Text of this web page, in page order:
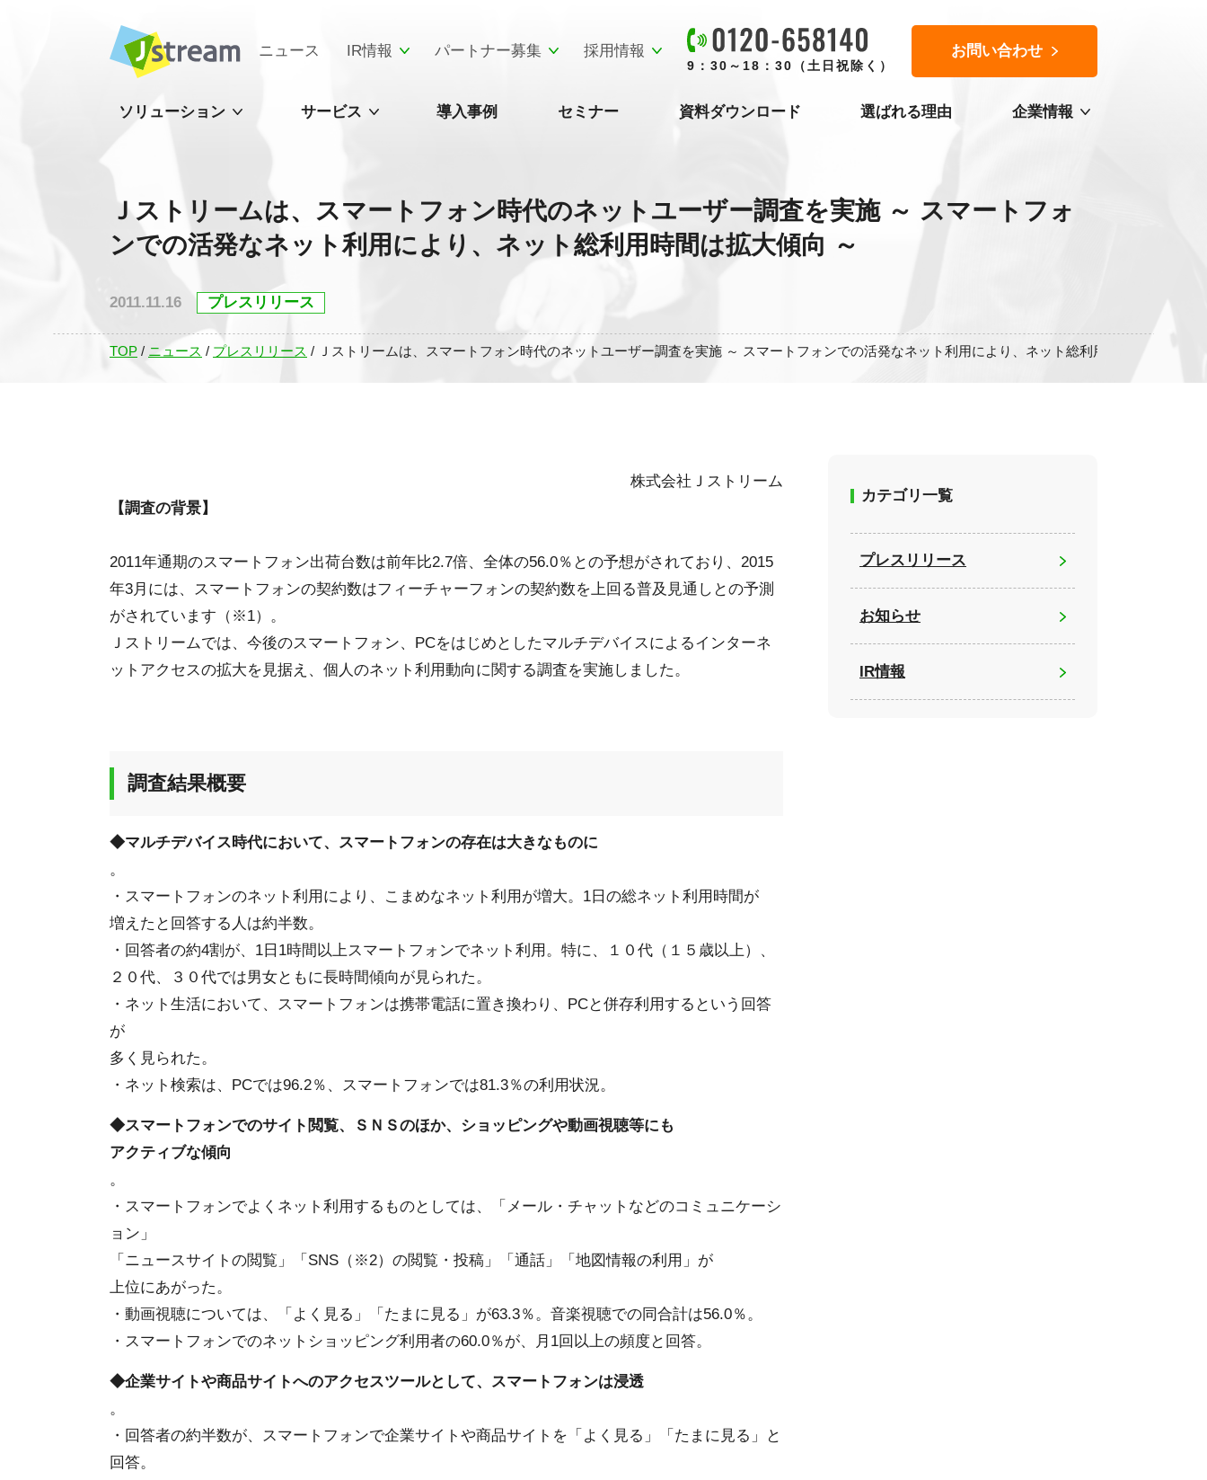
ニュース IR情報 パートナー募集 採用情報
9：30～18：30（土日祝除く）
お問い合わせ
ソリューション サービス 導入事例 セミナー 資料ダウンロード 選ばれる理由 企業情報
Ｊストリームは、スマートフォン時代のネットユーザー調査を実施 ～ スマートフォ
ンでの活発なネット利用により、ネット総利用時間は拡大傾向 ～
2011.11.16 プレスリリース
TOP / ニュース / プレスリリース / Ｊストリームは、スマートフォン時代のネットユーザー調査を実施 ～ スマートフォンでの活発なネット利用により、ネット総利用時間は拡大傾向
株式会社Ｊストリーム
【調査の背景】
2011年通期のスマートフォン出荷台数は前年比2.7倍、全体の56.0％との予想がされており、2015
年3月には、スマートフォンの契約数はフィーチャーフォンの契約数を上回る普及見通しとの予測
がされています（※1）。
Ｊストリームでは、今後のスマートフォン、PCをはじめとしたマルチデバイスによるインターネ
ットアクセスの拡大を見据え、個人のネット利用動向に関する調査を実施しました。
調査結果概要
◆マルチデバイス時代において、スマートフォンの存在は大きなものに
。
・スマートフォンのネット利用により、こまめなネット利用が増大。1日の総ネット利用時間が
増えたと回答する人は約半数。
・回答者の約4割が、1日1時間以上スマートフォンでネット利用。特に、１０代（１５歳以上）、
２０代、３０代では男女ともに長時間傾向が見られた。
・ネット生活において、スマートフォンは携帯電話に置き換わり、PCと併存利用するという回答
が
多く見られた。
・ネット検索は、PCでは96.2％、スマートフォンでは81.3％の利用状況。
◆スマートフォンでのサイト閲覧、ＳＮＳのほか、ショッピングや動画視聴等にも
アクティブな傾向
。
・スマートフォンでよくネット利用するものとしては、「メール・チャットなどのコミュニケーシ
ョン」
「ニュースサイトの閲覧」「SNS（※2）の閲覧・投稿」「通話」「地図情報の利用」が
上位にあがった。
・動画視聴については、「よく見る」「たまに見る」が63.3％。音楽視聴での同合計は56.0％。
・スマートフォンでのネットショッピング利用者の60.0％が、月1回以上の頻度と回答。
◆企業サイトや商品サイトへのアクセスツールとして、スマートフォンは浸透
。
・回答者の約半数が、スマートフォンで企業サイトや商品サイトを「よく見る」「たまに見る」と
回答。
カテゴリ一覧
プレスリリース
お知らせ
IR情報